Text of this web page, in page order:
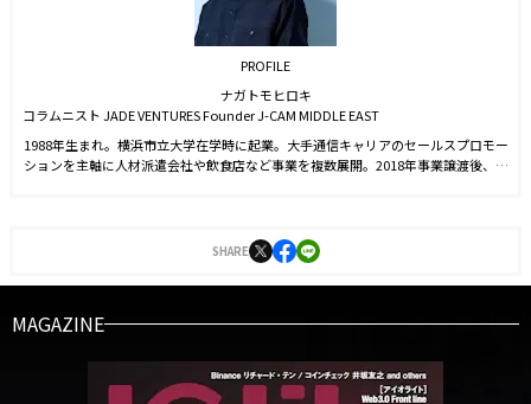
PROFILE
ナガトモヒロキ
コラムニスト JADE VENTURES Founder J-CAM MIDDLE EAST
1988年生まれ。横浜市立大学在学時に起業。大手通信キャリアのセールスプロモー
ションを主軸に人材派遣会社や飲食店など事業を複数展開。2018年事業譲渡後、ヨ
ォーム「Bit Lending」を立ち上げる。常識を覆す革新的なアイデアでクリプトレン
ディングの業界水準を上げ多くのユーザーから支持を得ている。現在はドバイに在
住し、独自のネットワークとフットワークを武器にグローバル企業のBizDev領域で
行っている。
SHARE
MAGAZINE